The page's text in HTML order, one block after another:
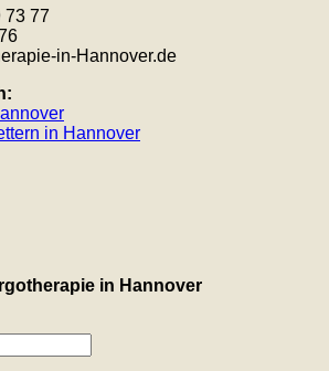
73 77
in-Hannover.de
in Hannover
in Hannover